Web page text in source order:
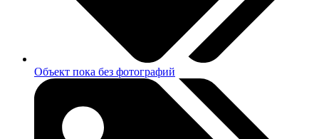
Объект пока без фотографий